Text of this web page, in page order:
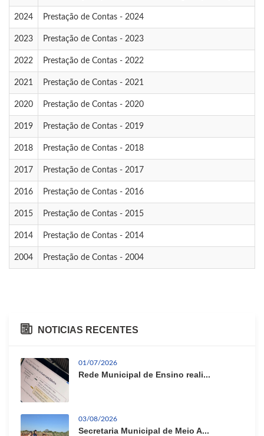
2024 Prestação de Contas - 2024
2023 Prestação de Contas - 2023
2022 Prestação de Contas - 2022
2021 Prestação de Contas - 2021
2020 Prestação de Contas - 2020
2019 Prestação de Contas - 2019
2018 Prestação de Contas - 2018
2017 Prestação de Contas - 2017
2016 Prestação de Contas - 2016
2015 Prestação de Contas - 2015
2014 Prestação de Contas - 2014
2004 Prestação de Contas - 2004
NOTICIAS RECENTES
01/07/2026
Rede Municipal de Ensino reali...
03/08/2026
Secretaria Municipal de Meio A...